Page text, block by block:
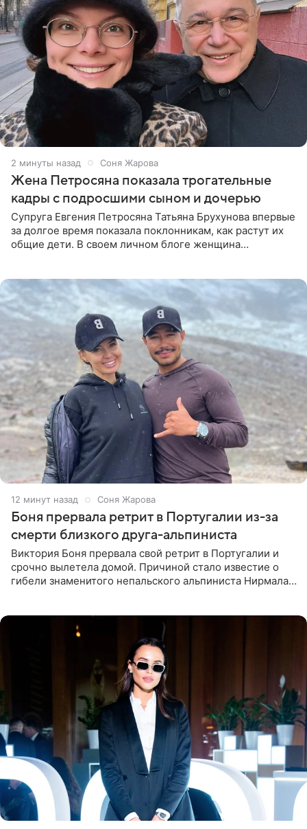
2 минуты назад Соня Жарова
Жена Петросяна показала трогательные
кадры с подросшими сыном и дочерью
Супруга Евгения Петросяна Татьяна Брухунова впервые
за долгое время показала поклонникам, как растут их
общие дети. В своем личном блоге женщина
12 минут назад Соня Жарова
Боня прервала ретрит в Португалии из-за
смерти близкого друга-альпиниста
Виктория Боня прервала свой ретрит в Португалии и
срочно вылетела домой. Причиной стало известие о
гибели знаменитого непальского альпиниста Нирмала